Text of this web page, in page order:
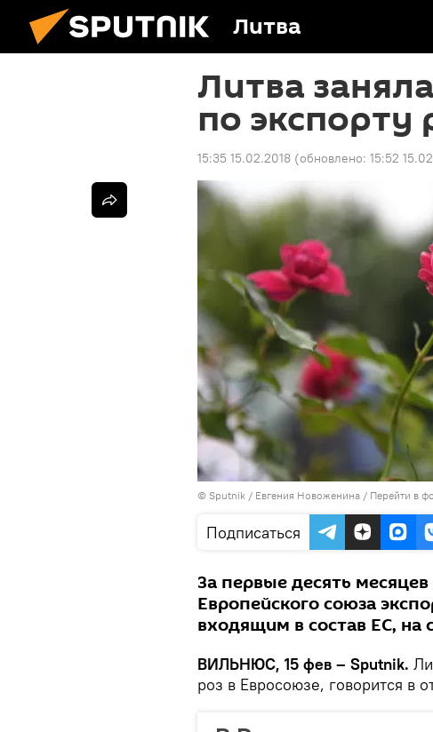
Литва
Литва
по экспорту
15:35 15.02.2018 (обновлено: 15:52
© Sputnik / Евгения Новоженина / Перейти в
Подписаться
За первые десять
Европейского союза
входящим в состав ЕС,
ВИЛЬНЮС, 15 фев – Sputnik.
роз в Евросоюзе, говорится в